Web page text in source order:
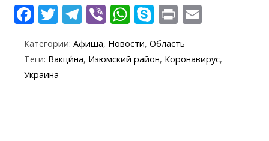
F
e
b
T
itt
er
T
el
e
gr
Vi
er
W
at
s
S
k
y
p
Pr
t ai
l
Категории: Афиша, Новости, Область
Теги: Вакци́на, Изюмский район, Коронавирус,
Украина